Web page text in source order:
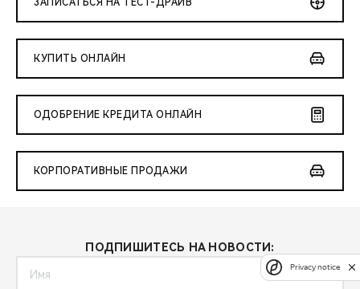
ЗАПИСАТЬСЯ НА ТЕСТ-ДРАЙВ
КУПИТЬ ОНЛАЙН
ОДОБРЕНИЕ КРЕДИТА ОНЛАЙН
КОРПОРАТИВНЫЕ ПРОДАЖИ
ПОДПИШИТЕСЬ НА НОВОСТИ:
Privacy notice